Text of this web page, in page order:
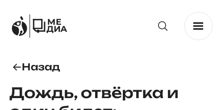
Назад
Дождь, отвёртка и